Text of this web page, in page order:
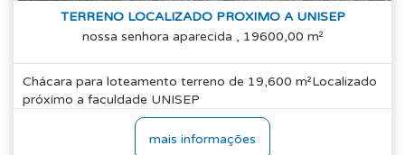
TERRENO LOCALIZADO PROXIMO A UNISEP
nossa senhora aparecida , 19600,00 m²
Chácara para loteamento terreno de 19,600 m²Localizado
próximo a faculdade UNISEP
mais informações